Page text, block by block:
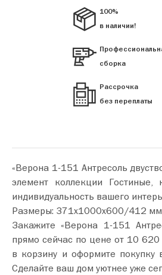
100%
в наличии!
сборка
Рассрочка
без переплаты
«Верона 1-151 Антресоль
элемент коллекции Гостиные,
индивидуальность вашего
Размеры: 371х1000х600/412
Закажите «Верона 1-151
прямо сейчас по цене от 10 620 руб. Добавьте
в корзину и оформите покупку
Сделайте ваш дом уютнее уже